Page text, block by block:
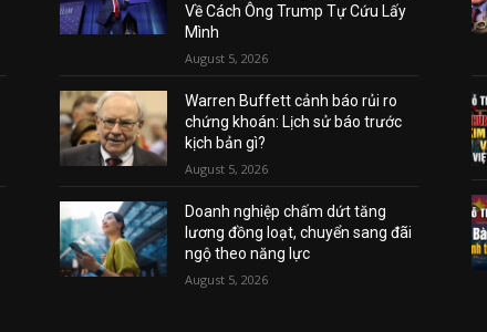
Về Cách Ông Trump Tự Cứu Lấy
Mình
August 5, 2026
Warren Buffett cảnh báo rủi ro
chứng khoán: Lịch sử báo trước
kịch bản gì?
August 5, 2026
Doanh nghiệp chấm dứt tăng
lương đồng loạt, chuyển sang đãi
ngộ theo năng lực
August 5, 2026